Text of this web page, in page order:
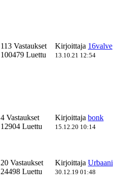
113 Vastaukset
100479 Luettu
Kirjoittaja 16valve
13.10.21 12:54
4 Vastaukset
12904 Luettu
Kirjoittaja bonk
15.12.20 10:14
20 Vastaukset
24498 Luettu
Kirjoittaja Urbaani
30.12.19 01:48